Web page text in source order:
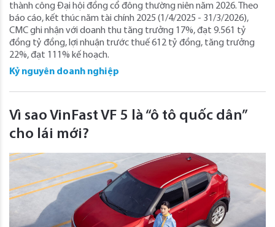
thành công Đại hội đồng cổ đông thường niên năm 2026. Theo
báo cáo, kết thúc năm tài chính 2025 (1/4/2025 - 31/3/2026),
CMC ghi nhận với doanh thu tăng trưởng 17%, đạt 9.561 tỷ
đồng tỷ đồng, lợi nhuận trước thuế 612 tỷ đồng, tăng trưởng
22%, đạt 111% kế hoạch.
Kỷ nguyên doanh nghiệp
Vì sao VinFast VF 5 là “ô tô quốc dân”
cho lái mới?